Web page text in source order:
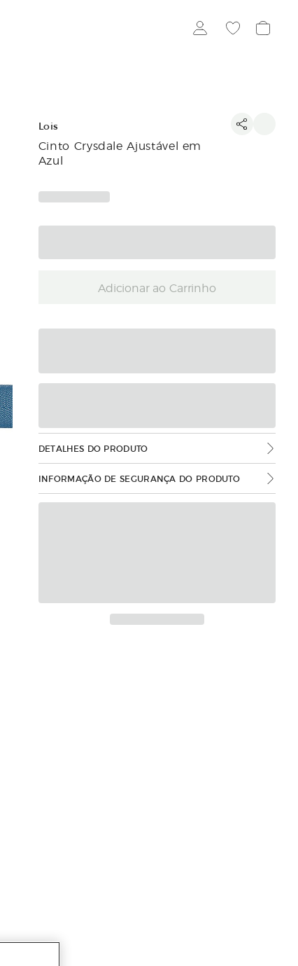
Lois
Cinto Crysdale Ajustável em
Azul
Adicionar ao Carrinho
DETALHES DO PRODUTO
INFORMAÇÃO DE SEGURANÇA DO PRODUTO